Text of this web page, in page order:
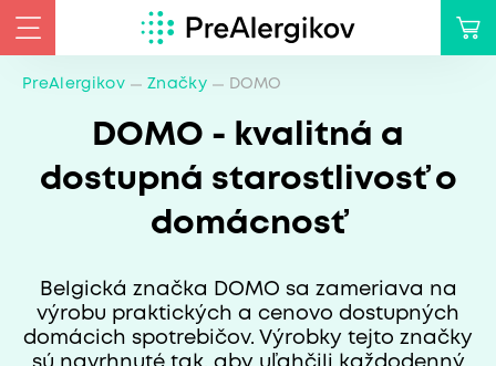
PreAlergikov Značky DOMO
DOMO - kvalitná a
dostupná starostlivosť o
domácnosť
Belgická značka DOMO sa zameriava na
výrobu praktických a cenovo dostupných
domácich spotrebičov. Výrobky tejto značky